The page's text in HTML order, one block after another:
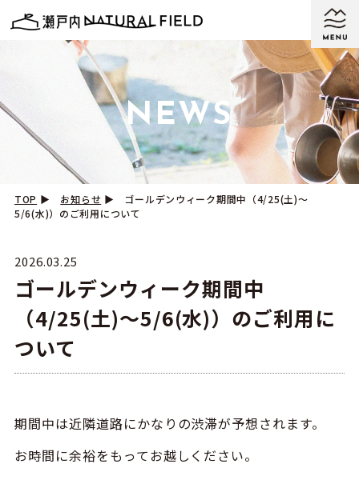
NEWS
TOP ▶︎ お知らせ ▶︎ ゴールデンウィーク期間中（4/25(土)～
5/6(水)）のご利用について
2026.03.25
ゴールデンウィーク期間中
（4/25(土)～5/6(水)）のご利用に
ついて
期間中は近隣道路にかなりの渋滞が予想されます。
お時間に余裕をもってお越しください。